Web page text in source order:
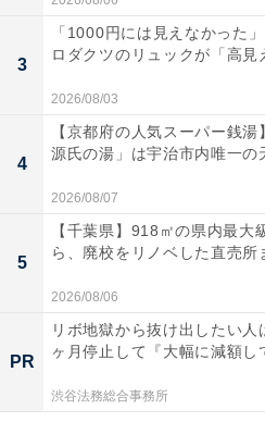
3
「1000円には見えなかった
ロダクツのリュックが「高見
2026/08/03
4
【京都府の人気スーパー銭
源氏の湯」は宇治市内唯一の
2026/08/07
5
【千葉県】918㎡の県内最大
ら、廃校をリノベした直売所
2026/08/06
PR
リボ地獄から抜け出したい人
ヶ月停止して『大幅に減額し
渋谷法務総合事務所